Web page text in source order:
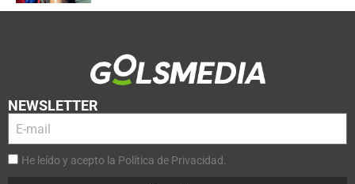
NEWSLETTER
He leído y acepto la Política de Privacidad.